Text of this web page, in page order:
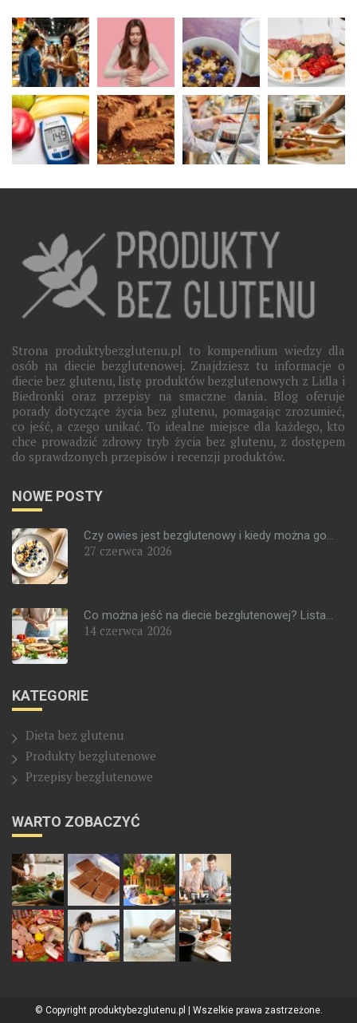
Strona produktybezglutenu.pl to kompendium wiedzy dla
osób na diecie bezglutenowej. Znajdziesz tu informacje o
diecie bez glutenu, listę produktów bezglutenowych z Lidla i
Biedronki oraz przepisy na smaczne dania. Blog oferuje
porady dotyczące życia bez glutenu, pomagając zrozumieć,
co jeść, a czego unikać. To idealne miejsce dla każdego, kto
chce prowadzić zdrowy tryb życia bez glutenu, z dostępem
do sprawdzonych przepisów i recenzji produktów.
NOWE POSTY
Czy owies jest bezglutenowy i kiedy można go...
27 czerwca 2026
Co można jeść na diecie bezglutenowej? Lista...
14 czerwca 2026
KATEGORIE
Dieta bez glutenu
Produkty bezglutenowe
Przepisy bezglutenowe
WARTO ZOBACZYĆ
© Copyright produktybezglutenu.pl | Wszelkie prawa zastrzeżone.